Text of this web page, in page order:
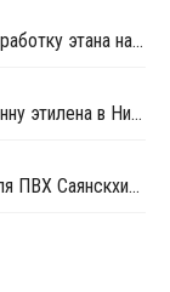
Казаньоргсинтез в 2025 году сократил переработку этана на 5%, сжиженного газа – на 24%
СИБУР-Кстово выпустил 10-миллионную тонну этилена в Нижегородской области
Роснефть приобрела крупного производителя ПВХ Саянскхимпласт